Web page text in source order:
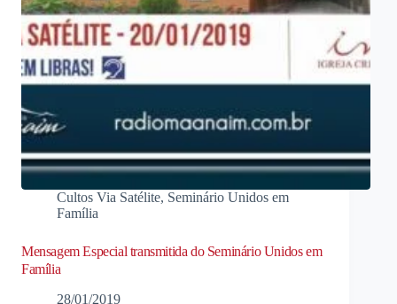
Cultos Via Satélite, Seminário Unidos em
Família
Mensagem Especial transmitida do Seminário Unidos em
Família
28/01/2019